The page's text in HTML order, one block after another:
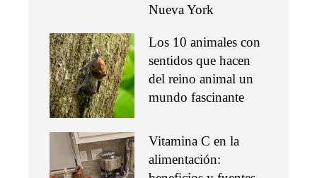
Nueva York
Los 10 animales con
sentidos que hacen
del reino animal un
mundo fascinante
Vitamina C en la
alimentación: